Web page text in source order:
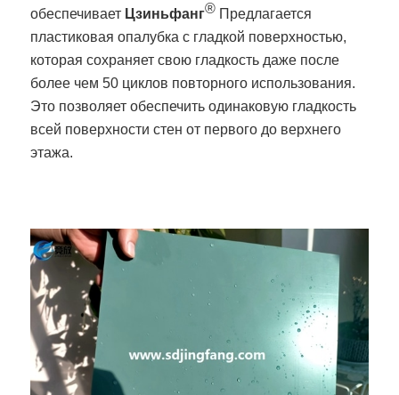
обеспечивает Цзиньфанг® Предлагается
пластиковая опалубка с гладкой поверхностью,
которая сохраняет свою гладкость даже после
более чем 50 циклов повторного использования.
Это позволяет обеспечить одинаковую гладкость
всей поверхности стен от первого до верхнего
этажа.